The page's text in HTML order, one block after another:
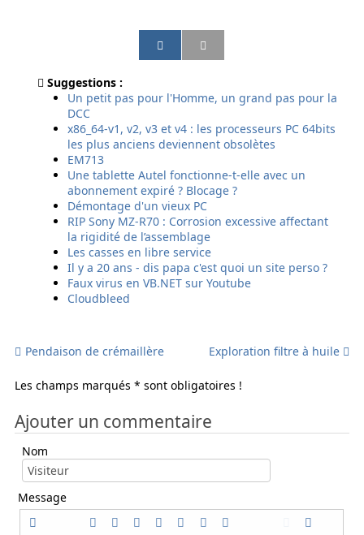
a
t
a
g
e
r
p
a
r
e
m
a
i
l
a
t
a
g
e
r
p
a
r
E
m
a
i
l
a
a
e
r
a
r
m
s
a
a
e
r
a
r
M
S
Suggestions :
Un petit pas pour l'Homme, un grand pas pour la
DCC
x86_64-v1, v2, v3 et v4 : les processeurs PC 64bits
les plus anciens deviennent obsolètes
EM713
Une tablette Autel fonctionne-t-elle avec un
abonnement expiré ? Blocage ?
Démontage d'un vieux PC
RIP Sony MZ-R70 : Corrosion excessive affectant
la rigidité de l’assemblage
Les casses en libre service
Il y a 20 ans - dis papa c'est quoi un site perso ?
Faux virus en VB.NET sur Youtube
Cloudbleed
Pendaison de crémaillère Exploration filtre à huile
Les champs marqués * sont obligatoires !
Ajouter un commentaire
Nom
Message